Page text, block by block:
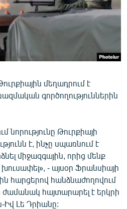
մեղադրում է
գործողություններին
նորությունը Թուրքիայի
է, ինչը սպառնում է
միջազգային, որից մենք
- այսօր Ֆրանսիայի
հարցերով հանձնաժողովում
ժամանակ հայտարարել է երկրի
Լե Դրիանը: